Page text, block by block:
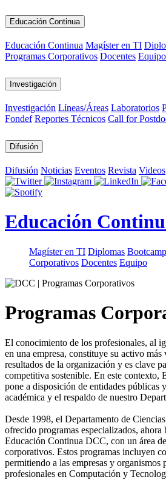
Educación Continua
Educación Continua Magíster en TI
Programas Corporativos Docentes Equipo
Investigación
Investigación Líneas/Áreas Laboratorios
Fondef Reportes Técnicos Call for
Difusión
Difusión Noticias Eventos Revista Videos
Educación
Magíster en TI Diplomas
Corporativos Docentes Equipo
Programas
El conocimiento de los profesionales, al
en una empresa, constituye su activo
resultados de la organización y es clave
competitiva sostenible. En este contexto,
pone a disposición de entidades públicas
académica y el respaldo de nuestro
Desde 1998, el Departamento de
ofrecido programas especializados, ahora
Educación Continua DCC, con un área
corporativos. Estos programas incluyen
permitiendo a las empresas y organismos
profesionales en Computación y